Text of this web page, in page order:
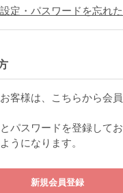
定・パスワードを忘れ
客様は、こちらから会
パスワードを登録して
うになります。